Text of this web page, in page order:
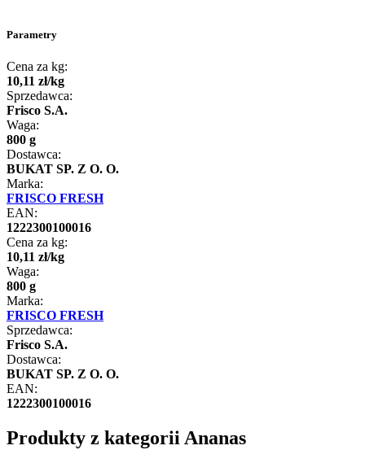
Parametry
Cena za kg:
10,11 zł/kg
Sprzedawca:
Frisco S.A.
Waga:
800 g
Dostawca:
BUKAT SP. Z O. O.
Marka:
FRISCO FRESH
EAN:
1222300100016
Cena za kg:
10,11 zł/kg
Waga:
800 g
Marka:
FRISCO FRESH
Sprzedawca:
Frisco S.A.
Dostawca:
BUKAT SP. Z O. O.
EAN:
1222300100016
Produkty z kategorii Ananas